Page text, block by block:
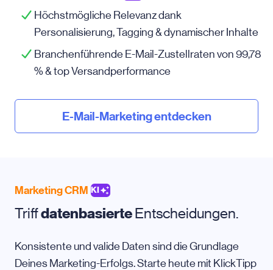
Höchstmögliche Relevanz dank
Personalisierung, Tagging & dynamischer Inhalte
Branchenführende E-Mail-Zustellraten von 99,78
% & top Versandperformance
E-Mail-Marketing entdecken
Marketing CRM KI
TriffdatenbasierteEntscheidungen.
Konsistente und valide Daten sind die Grundlage
Deines Marketing-Erfolgs. Starte heute mit KlickTipp